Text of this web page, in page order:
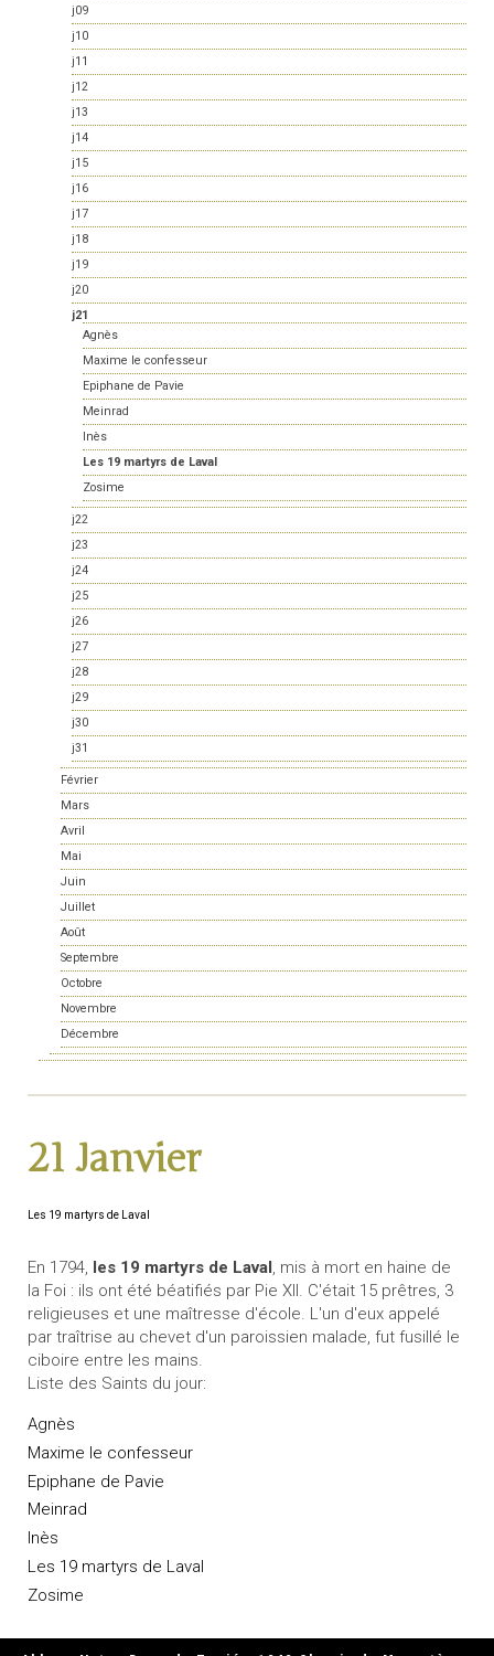
j09
j10
j11
j12
j13
j14
j15
j16
j17
j18
j19
j20
j21
Agnès
Maxime le confesseur
Epiphane de Pavie
Meinrad
Inès
Les 19 martyrs de Laval
Zosime
j22
j23
j24
j25
j26
j27
j28
j29
j30
j31
Février
Mars
Avril
Mai
Juin
Juillet
Août
Septembre
Octobre
Novembre
Décembre
21 Janvier
Les 19 martyrs de Laval
En 1794, les 19 martyrs de Laval, mis à mort en haine de
la Foi : ils ont été béatifiés par Pie XII. C'était 15 prêtres, 3
religieuses et une maîtresse d'école. L'un d'eux appelé
par traîtrise au chevet d'un paroissien malade, fut fusillé le
ciboire entre les mains.
Liste des Saints du jour:
Agnès
Maxime le confesseur
Epiphane de Pavie
Meinrad
Inès
Les 19 martyrs de Laval
Zosime